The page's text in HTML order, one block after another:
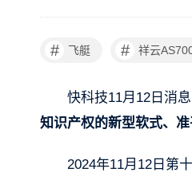
# 飞艇 # 祥云
快科技11月12日消息
知识产权的新型软式、准
2024年11月12日第